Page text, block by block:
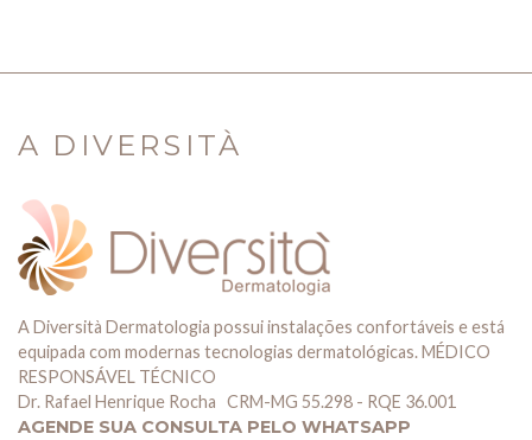
A DIVERSITÀ
A Diversità Dermatologia possui instalações confortáveis e está
equipada com modernas tecnologias dermatológicas. MÉDICO
RESPONSÁVEL TÉCNICO
Dr. Rafael Henrique Rocha CRM-MG 55.298 - RQE 36.001
AGENDE SUA CONSULTA PELO WHATSAPP